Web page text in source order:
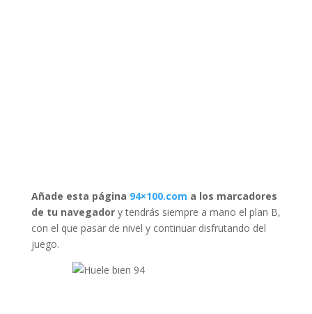
Añade esta página 94×100.com a los marcadores
de tu navegadory tendrás siempre a mano el plan B,
con el que pasar de nivel y continuar disfrutando del
juego.